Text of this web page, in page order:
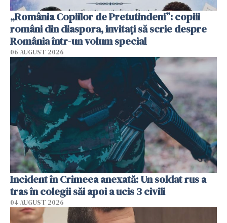
„România Copiilor de Pretutindeni”: copiii
români din diaspora, invitați să scrie despre
România într-un volum special
06 AUGUST 2026
Incident în Crimeea anexată: Un soldat rus a
tras în colegii săi apoi a ucis 3 civili
04 AUGUST 2026